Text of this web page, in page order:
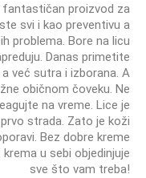
fantastičan proizvod za
svi i kao preventivu a
problema. Bore na licu
Danas primetite
već sutra i izborana. A
običnom čoveku. Ne
na vreme. Lice je
strada. Zato je koži
Bez dobre kreme
u sebi objedinjuje
sve što vam treba!